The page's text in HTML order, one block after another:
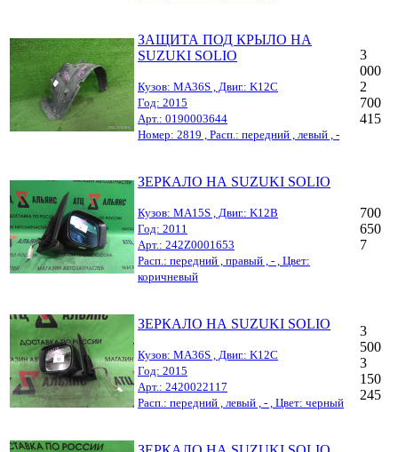
ЗАЩИТА ПОД КРЫЛО НА
SUZUKI SOLIO
Кузов: MA36S , Двиг.: K12C
Год: 2015
Арт.: 0190003644
Номер: 2819 , Расп.: передний , левый , -
3
000
2
700
415
ЗЕРКАЛО НА SUZUKI SOLIO
Кузов: MA15S , Двиг.: K12B
Год: 2011
Арт.: 242Z0001653
Расп.: передний , правый , - , Цвет:
коричневый
700
650
7
ЗЕРКАЛО НА SUZUKI SOLIO
Кузов: MA36S , Двиг.: K12C
Год: 2015
Арт.: 2420022117
Расп.: передний , левый , - , Цвет: черный
3
500
3
150
245